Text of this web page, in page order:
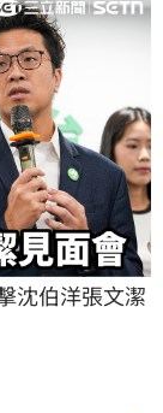
沈伯洋張文潔